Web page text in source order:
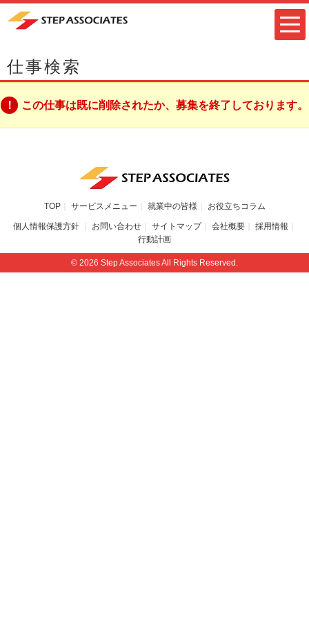
仕事検索
この仕事は既に削除されたか、募集を終了しております。
TOP サービスメニュー 就業中の皆様 お役立ちコラム
個人情報保護方針 お問い合わせ サイトマップ 会社概要
採用情報
行動計画
© 2026 Step Associates All Rights Reserved.